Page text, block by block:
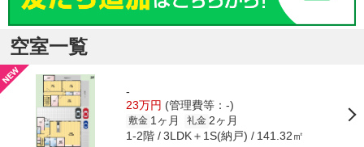
空室一覧
-
23万円 (管理費等：-)
敷金 1ヶ月 礼金 2ヶ月
1-2階 3LDK＋1S(納戸) 141.32㎡